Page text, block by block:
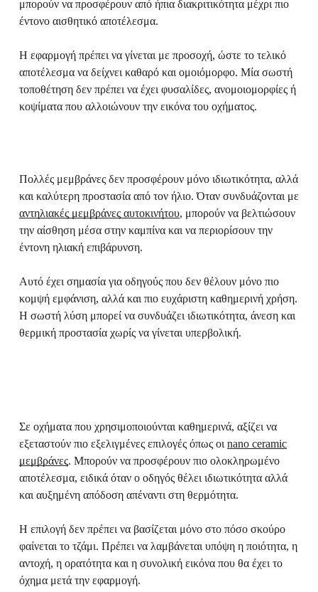
μπορούν να προσφέρουν από ήπια διακριτικότητα μέχρι πιο
έντονο αισθητικό αποτέλεσμα.
Η εφαρμογή πρέπει να γίνεται με προσοχή, ώστε το τελικό
αποτέλεσμα να δείχνει καθαρό και ομοιόμορφο. Μία σωστή
τοποθέτηση δεν πρέπει να έχει φυσαλίδες, ανομοιομορφίες ή
κοψίματα που αλλοιώνουν την εικόνα του οχήματος.
Πολλές μεμβράνες δεν προσφέρουν μόνο ιδιωτικότητα, αλλά
και καλύτερη προστασία από τον ήλιο. Όταν συνδυάζονται με
αντηλιακές μεμβράνες αυτοκινήτου, μπορούν να βελτιώσουν
την αίσθηση μέσα στην καμπίνα και να περιορίσουν την
έντονη ηλιακή επιβάρυνση.
Αυτό έχει σημασία για οδηγούς που δεν θέλουν μόνο πιο
κομψή εμφάνιση, αλλά και πιο ευχάριστη καθημερινή χρήση.
Η σωστή λύση μπορεί να συνδυάζει ιδιωτικότητα, άνεση και
θερμική προστασία χωρίς να γίνεται υπερβολική.
Σε οχήματα που χρησιμοποιούνται καθημερινά, αξίζει να
εξεταστούν πιο εξελιγμένες επιλογές όπως οι nano ceramic
μεμβράνες. Μπορούν να προσφέρουν πιο ολοκληρωμένο
αποτέλεσμα, ειδικά όταν ο οδηγός θέλει ιδιωτικότητα αλλά
και αυξημένη απόδοση απέναντι στη θερμότητα.
Η επιλογή δεν πρέπει να βασίζεται μόνο στο πόσο σκούρο
φαίνεται το τζάμι. Πρέπει να λαμβάνεται υπόψη η ποιότητα, η
αντοχή, η ορατότητα και η συνολική εικόνα που θα έχει το
όχημα μετά την εφαρμογή.